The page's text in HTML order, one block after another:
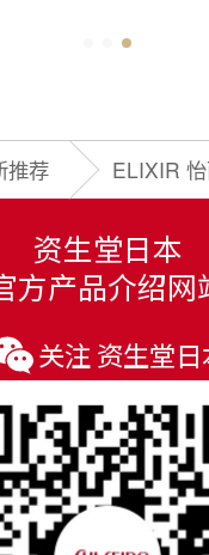
推荐 ELIXIR
资生堂日本
方产品介绍网
关注 资生堂